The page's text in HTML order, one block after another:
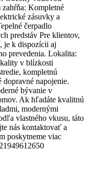
Kompletné
zásuvky a
čerpadlo
predstáv Pre klientov,
je k dispozícii aj
prevedenia. Lokalita:
v blízkosti
kompletnú
napojenie.
bývanie v
Ak hľadáte kvalitnú
modernými
vlastného vkusu, táto
nás kontaktovať a
poskytneme viac